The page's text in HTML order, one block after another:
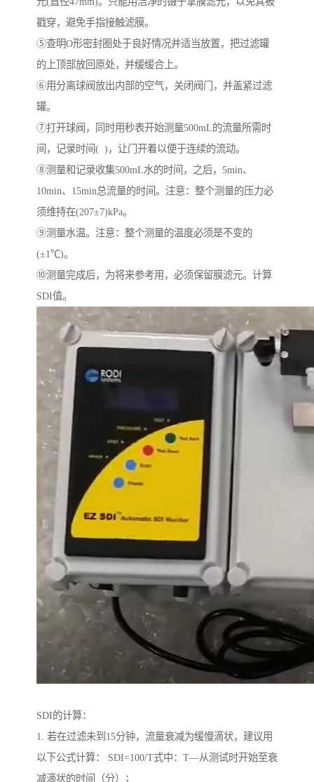
戳穿，避免手指接触滤膜。
⑤查明O形密封圈处于良好情况并适当放置，把过滤罐
的上顶部放回原处，并缓缓合上。
⑥用分离球阀放出内部的空气，关闭阀门，并盖紧过滤
罐。
⑦打开球阀，同时用秒表开始测量500mL的流量所需时
间，记录时间( )，让门开着以便于连续的流动。
⑧测量和记录收集500mL水的时间，之后，5min、
10min、15min总流量的时间。注意：整个测量的压力必
须维持在(207±7)kPa。
⑨测量水温。注意：整个测量的温度必须是不变的
(±1℃)。
⑩测量完成后，为将来参考用，必须保留膜滤元。计算
SDI值。
SDI的计算：
1. 若在过滤未到15分钟，流量衰减为缓慢滴状，建议用
以下公式计算： SDI=100/T式中：T—从测试时开始至衰
减滴状的时间（分）；